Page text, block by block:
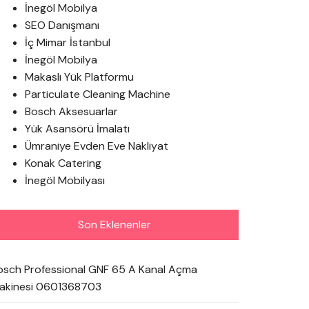
İnegöl Mobilya
SEO Danışmanı
İç Mimar İstanbul
İnegöl Mobilya
Makaslı Yük Platformu
Particulate Cleaning Machine
Bosch Aksesuarlar
Yük Asansörü İmalatı
Ümraniye Evden Eve Nakliyat
Konak Catering
İnegöl Mobilyası
Son Eklenenler
Professional GNF 65 A Kanal Açma
0601368703